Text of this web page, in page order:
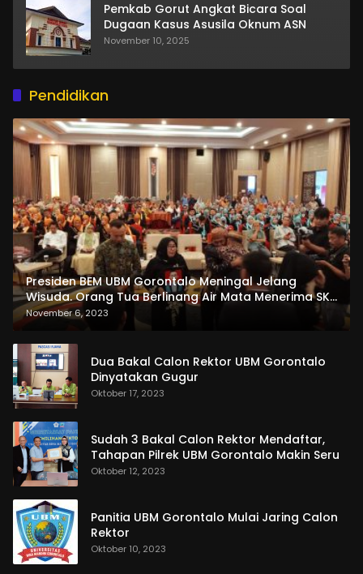
Pemkab Gorut Angkat Bicara Soal
Dugaan Kasus Asusila Oknum ASN
November 10, 2025
Pendidikan
Presiden BEM UBM Gorontalo Meningal Jelang
Wisuda. Orang Tua Berlinang Air Mata Menerima SKL
dan Pemasangan Salempang
November 6, 2023
Dua Bakal Calon Rektor UBM Gorontalo
Dinyatakan Gugur
Oktober 17, 2023
Sudah 3 Bakal Calon Rektor Mendaftar,
Tahapan Pilrek UBM Gorontalo Makin Seru
Oktober 12, 2023
Panitia UBM Gorontalo Mulai Jaring Calon
Rektor
Oktober 10, 2023